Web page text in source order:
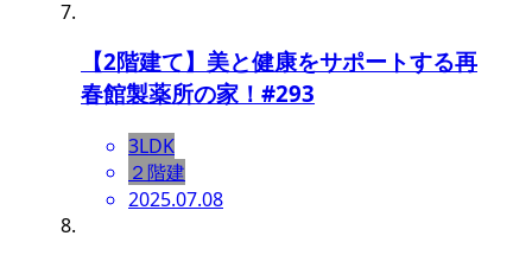
【2階建て】美と健康をサポートする再
春館製薬所の家！#293
3LDK
２階建
2025.07.08